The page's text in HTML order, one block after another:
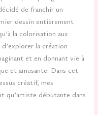
de franchir un
dessin entièrement
la colorisation aux
la création
et en donnant vie à
et amusante. Dans cet
créatif, mes
qu’artiste débutante dans